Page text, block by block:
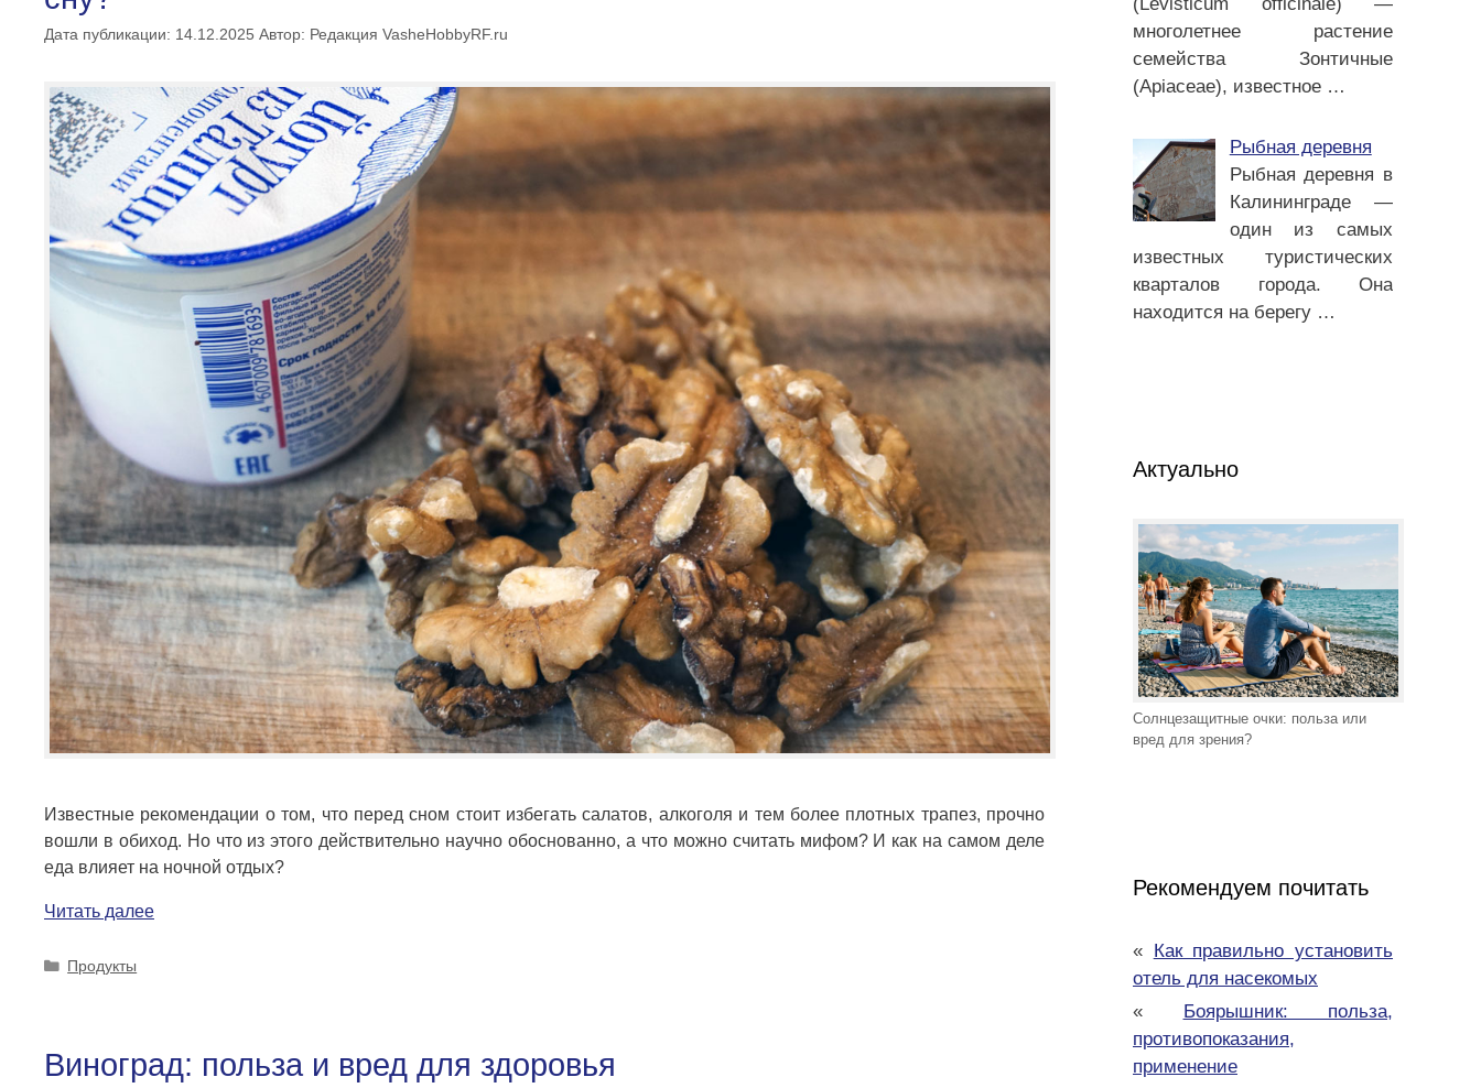
Дата публикации: 14.12.2025 Автор: Редакция VasheHobbyRF.ru
Известные рекомендации о том, что перед сном стоит избегать салатов, алкоголя и тем более плотных трапез, прочно
вошли в обиход. Но что из этого действительно научно обоснованно, а что можно считать мифом? И как на самом деле
еда влияет на ночной отдых?
Читать далее
Рубрики
Продукты
Виноград: польза и вред для здоровья
многолетнее растение
семейства Зонтичные
(Apiaceae), известное …
Рыбная деревня
Рыбная деревня в
Калининграде —
один из самых
известных туристических
кварталов города. Она
находится на берегу …
Актуально
Солнцезащитные очки: польза или
вред для зрения?
Рекомендуем почитать
«
Как правильно установить
отель для насекомых
«
Боярышник: польза,
противопоказания,
применение